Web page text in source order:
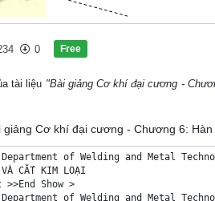
0 Free
tài liệu "Bài giảng Cơ khí đại cương -
giảng Cơ khí đại cương - Chương 6:
CHI TIẾT MÁY
Đơn vị nhỏ nhất và hoàn 
chỉnh của máy
Bulông Bi thép (dùng 
trong ổ bi)
Đinh vít Bánh răng (dùng trong các bộ 
chuyền)Ghim giấy
DWE Department of Welding and Metal Technology Add: 306C1 - Dai Co Viet Str. No.1 - Hanoi – Vietnam / Tel.: +84. (04). 8692204
1 2
1
2
1
2
1
2
LIÊN KẾT ?
Các sản phẩm tạo thành bằng cách ghép 
nhiều chi tiết lại với nhau
Sản phẩm = + 1 2
DWE Department of Welding and Metal Technology Add: 306C1 - Dai Co Viet Str. No.1 - Hanoi – Vietnam / Tel.: +84. (04). 8692204
CÓ NHỮNG PHƯƠNG PHÁP LIÊN KẾT GÌ ?
Các thiết bị có rất nhiều chi tiết ghép 
lại với nhau bằng rất nhiều phƣơng 
pháp liên kết
Máy khoan tay
Máy giặt
Máy vi tính
Xe máy. Có khoảng 
8000 chi tiết
Boeing 747–400, Có khoảng 6 triệu
chi tiết
Khung Ôtô – ôtô có khoảng 15000 chi tiết
Cây cầu thép 
DWE Department of Welding and Metal Technology Add: 306C1 - Dai Co Viet Str. No.1 - Hanoi – Vietnam / Tel.: +84. (04). 8692204
MỘT SỐ PHƢƠNG PHÁP CƠ BẢN TẠO 
RA MỘT CHI TIẾT ĐƠN GIẢN 
Home
GAS Welding
Fusion Welding
Manual Arc Welding
MIG/MAG
TIG
Submerged Arc Welding
Summarisation of W.P
Tungsten Plasma Welding
Electroslag Welding
Electron Beam Welding
Laser Welding
Pressure Gas Welding (GP)
Spot Welding (RP)
Seam Welding (RR)
Flash Welding (RA)
Friction Welding (FR)
Pressure Welding
Arc Stud Welding (FR)
Guide to Welding
Types of joints
Trƣớc GC
Sau GC
L
iê
n
 k
ế
t
ĐÚC DẬP, 
CHỒN
KÉO TIỆN HÀN
GócGiáp mối Chữ T Chồng Giáp mép
DWE Department of Welding and Metal Technology Add: 306C1 - Dai Co Viet Str. No.1 - Hanoi – Vietnam / Tel.: +84. (04). 8692204
MỘT SỐ KIỂU LIÊN KẾT CƠ BẢN
TYPES OF JOINTS
Bulông
(Screwing)
Đinh tán
(Rivetting)
Dán
(Bonding)
Hàn Vảy
(Soldering/Brazing)
Hàn nóng chảy
(Welding)
Home
GAS Welding
Fusion Welding
Manual Arc Welding
MIG/MAG
TIG
Submerged Arc Welding
Summarisation of W.P
Tungsten Plasma Welding
Electroslag Welding
Electron Beam Welding
Laser Welding
Pressure Gas Welding (GP)
Spot Welding (RP)
Seam Welding (RR)
Flash Welding (RA)
Friction Welding (FR)
Pressure Welding
Arc Stud Welding (FR)
Guide to Welding
Types of joints
DWE Department of Welding and Metal Technology Add: 306C1 - Dai Co Viet Str. No.1 - Hanoi – Vietnam / Tel.: +84. (04). 8692204
CHƢƠNG 6: HÀN VÀ CẮT KIM LOẠI
I. KHÁI NIỆM, ĐẶC ĐIỂM VÀ PHÂN LOẠI
1. Khái niệm.
Hàn là phƣơng pháp công nghệ nối các chi tiết
bằng kim loại lại với nhau bằng cách nung nóng 
chỗ nối đến trạng thái hàn (chảy hoặc dẻo). Sau 
đó kim loại hóa rắn hoặc kết hợp với lực ép, chỗ 
nối tạo thành mối liên kết bền vững gọi là mối 
hàn.
Nguồn 
nhiệt
Chảy lỏng
Dẻo
Kết tinh (hóa rắn)
Kết hợp Lực ép
Vị trí hàn
Mối hàn
Cấu trúc của mối hàn 
Nung nóng
Lực épDẻo
Nhiệt sinh ra do 
ma sát
(Trạng thái hàn)
DWE Department of Welding and Metal Technology Add: 306C1 - Dai Co Viet Str. No.1 - Hanoi – Vietnam / Tel.: +84. (04). 8692204
CHƢƠNG 8: HÀN VÀ CẮT KIM LOẠI
I. KHÁI NIỆM, ĐẶC ĐIỂM